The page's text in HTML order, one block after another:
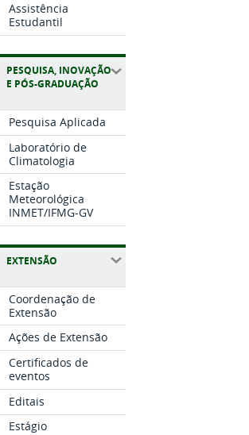
Assistência
Estudantil
PESQUISA, INOVAÇÃO
E PÓS-GRADUAÇÃO
Pesquisa Aplicada
Laboratório de
Climatologia
Estação
Meteorológica
INMET/IFMG-GV
EXTENSÃO
Coordenação de
Extensão
Ações de Extensão
Certificados de
eventos
Editais
Estágio